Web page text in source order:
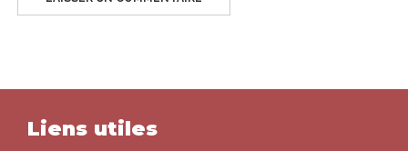
Liens utiles